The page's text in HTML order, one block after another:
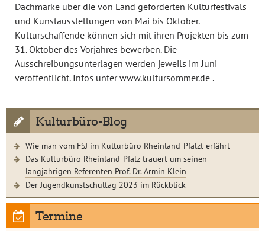
Dachmarke über die von Land geförderten Kulturfestivals
und Kunstausstellungen von Mai bis Oktober.
Kulturschaffende können sich mit ihren Projekten bis zum
31. Oktober des Vorjahres bewerben. Die
Ausschreibungsunterlagen werden jeweils im Juni
veröffentlicht. Infos unterwww.kultursommer.de .
Kulturbüro-Blog
Wie man vom FSJ im Kulturbüro Rheinland-Pfalzt erfährt
Das Kulturbüro Rheinland-Pfalz trauert um seinen
langjährigen Referenten Prof. Dr. Armin Klein
Der Jugendkunstschultag 2023 im Rückblick
Termine